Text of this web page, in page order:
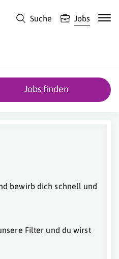
Suche Jobs
Jobs finden
bewirb dich schnell und
Filter und du wirst